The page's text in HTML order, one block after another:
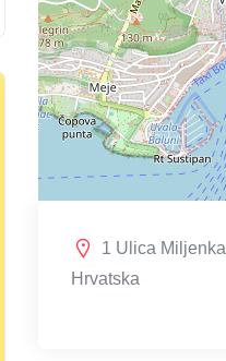
1 Ulica
Hrvatska